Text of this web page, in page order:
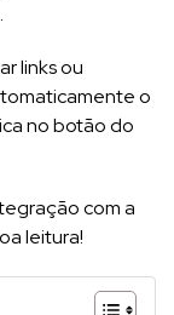
links ou
o
no botão do
com a
leitura!